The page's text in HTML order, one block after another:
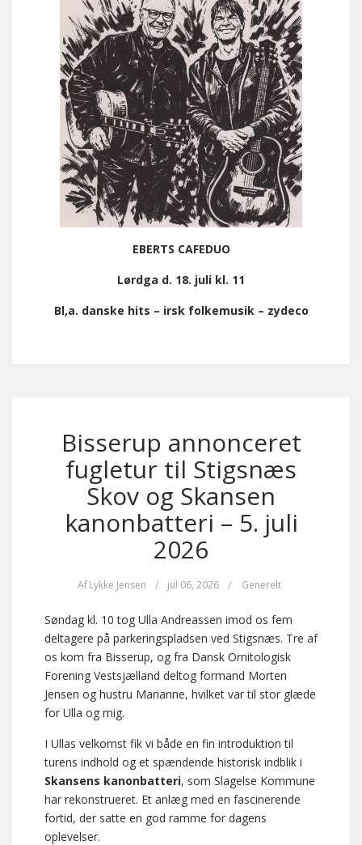
EBERTS CAFEDUO
Lørdga d. 18. juli kl. 11
Bl,a. danske hits – irsk folkemusik – zydeco
Bisserup annonceret
fugletur til Stigsnæs
Skov og Skansen
kanonbatteri – 5. juli
2026
Af Lykke Jensen / jul 06, 2026 / Generelt
Søndag kl. 10 tog Ulla Andreassen imod os fem
deltagere på parkeringspladsen ved Stigsnæs. Tre af
os kom fra Bisserup, og fra Dansk Ornitologisk
Forening Vestsjælland deltog formand Morten
Jensen og hustru Marianne, hvilket var til stor glæde
for Ulla og mig.
I Ullas velkomst fik vi både en fin introduktion til
turens indhold og et spændende historisk indblik i
Skansens kanonbatteri, som Slagelse Kommune
har rekonstrueret. Et anlæg med en fascinerende
fortid, der satte en god ramme for dagens
oplevelser.